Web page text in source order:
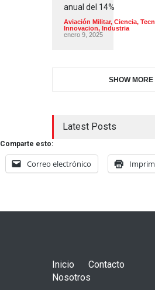
anual del 14%
Aviación Militar, Ciencia,
Innovacion, Industria
enero 9, 2025
SHOW MORE
Latest Posts
Comparte esto:
Correo electrónico
Inicio
Contacto
Nosotros